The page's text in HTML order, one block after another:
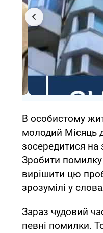
В особистому
молодий Місяць
зосередитися на
Зробити
вирішити цю
зрозумілі у
Зараз чудовий
певні помилки.